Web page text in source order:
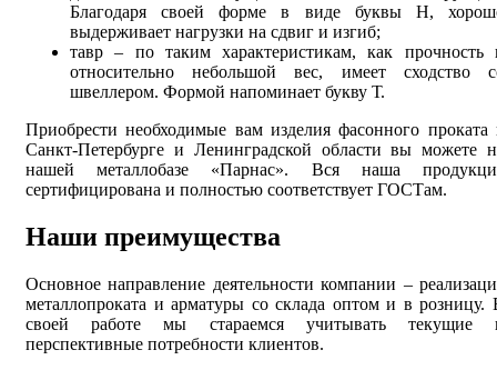
Благодаря своей форме в виде буквы Н,
выдерживает нагрузки на сдвиг и изгиб;
тавр – по таким характеристикам, как прочность
относительно небольшой вес, имеет сходство
швеллером. Формой напоминает букву Т.
Приобрести необходимые вам изделия фасонного проката
Санкт-Петербурге и Ленинградской области вы можете
нашей металлобазе «Парнас». Вся наша
сертифицирована и полностью соответствует ГОСТам.
Наши преимущества
Основное направление деятельности компании –
металлопроката и арматуры со склада оптом и в розницу.
своей работе мы стараемся учитывать текущие
перспективные потребности клиентов.